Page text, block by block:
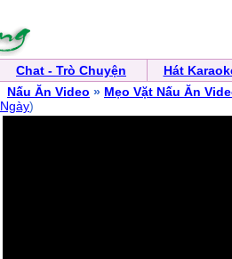
Chat - Trò Chuyện
Hát
Nấu Ăn Video » Mẹo Vặt Nấu Ăn
Ngày)